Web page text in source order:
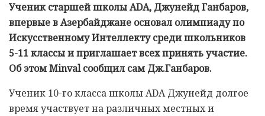
Ученик старшей школы ADA, Джунейд Ганбаров,
впервые в Азербайджане основал олимпиаду по
Искусственному Интеллекту среди школьников
5-11 классы и приглашает всех принять участие.
Об этом Minval сообщил сам Дж.Ганбаров.
Ученик 10-го класса школы ADA Джунейд долгое
время участвует на различных местных и